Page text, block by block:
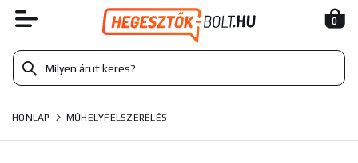
0
HONLAP MŰHELYFELSZERELÉS